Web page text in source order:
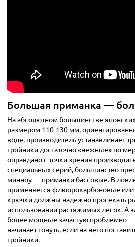
Большая приманка —
На абсолютном большинстве
размером 110-130 мм,
воде, производитель устанавливает
тройники достаточно «нежные» по
оправдано с точки зрения
специальных серий, большинство
минноу — приманки бассовые. В
применяется флюорокарбоновые
крючки должны надежно просекать
использовании растяжимых лесок. А
более мощные зачастую проблемно
начинает тонуть, если на него
тройники.